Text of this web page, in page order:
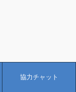
協力チャット